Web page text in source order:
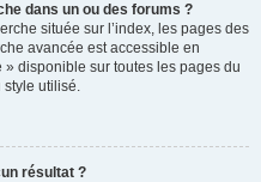
dans un ou des forums ?
située sur l’index, les pages des
avancée est accessible en
disponible sur toutes les pages du
style utilisé.
résultat ?